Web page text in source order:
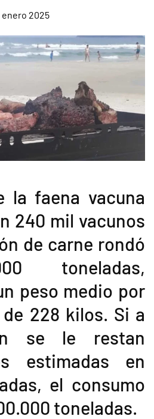
enero 2025
la faena vacuna
240 mil vacunos
de carne rondó
toneladas,
peso medio por
228 kilos. Si a
se le restan
estimadas en
el consumo
toneladas.